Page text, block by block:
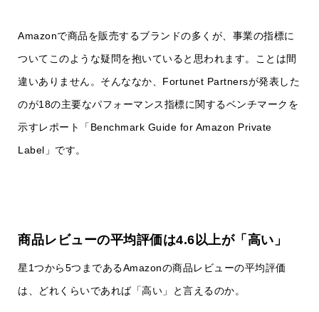
Amazonで商品を販売するブランドの多くが、事業の指標に
ついてこのような疑問を抱いていると思われます。ことは間
違いありません。そんななか、Fortunet Partnersが発表した
のが18の主要なパフォーマンス指標に関するベンチマークを
示すレポート「Benchmark Guide for Amazon Private
Label」です。
商品レビューの平均評価は4.6以上が「高い」
星1つから5つまであるAmazonの商品レビューの平均評価
は、どれくらいであれば「高い」と言えるのか。